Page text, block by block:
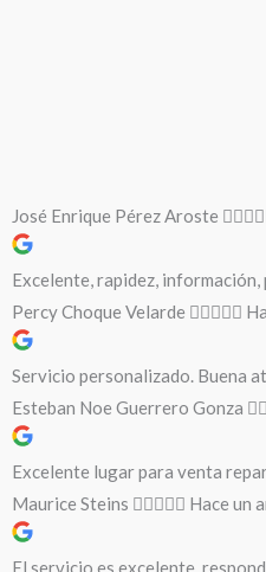
José Enrique Pérez Aroste
Excelente, rapidez, información,
Percy Choque Velarde
Servicio personalizado. Buena
Esteban Noe Guerrero Gonza
Excelente lugar para venta
Maurice Steins
Hace un
El servicio es excelente,